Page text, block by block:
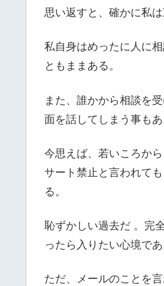
思い返すと、確かに私
私自身はめったに人に
ともままある。
また、誰かから相談を
面を話してしまう事もあ
今思えば、若いころか
サート禁止と言われて
る。
恥ずかしい過去だ 。完
ったら入りたい心境であ
ただ、メールのことを